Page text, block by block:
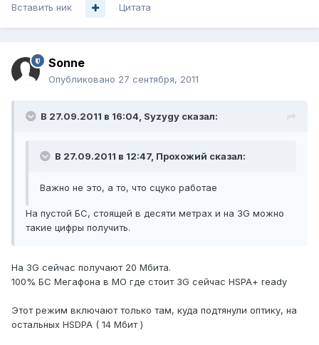
Вставить ник Цитата
Sonne
Опубликовано 27 сентября, 2011
В 27.09.2011 в 16:04, Syzygy сказал:
В 27.09.2011 в 12:47, Прохожий сказал:
Важно не это, а то, что сцуко работае
На пустой БС, стоящей в десяти метрах и на 3G можно
такие цифры получить.
На 3G сейчас получают 20 Мбита.
100% БС Мегафона в МО где стоит 3G сейчас HSPA+ ready
Этот режим включают только там, куда подтянули оптику, на
остальных HSDPA ( 14 Мбит )